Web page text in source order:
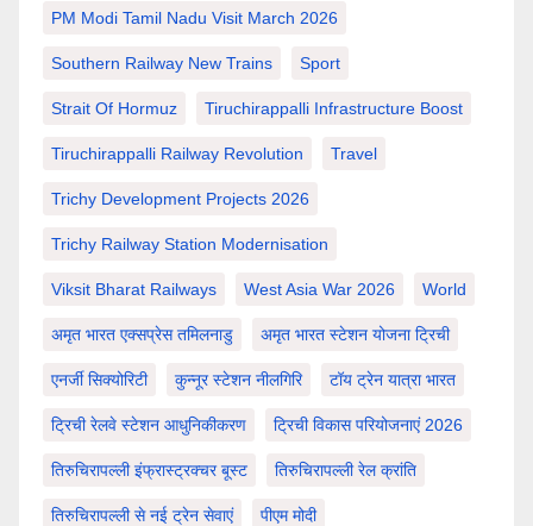
PM Modi Tamil Nadu Visit March 2026
Southern Railway New Trains Sport
Strait Of Hormuz Tiruchirappalli Infrastructure Boost
Tiruchirappalli Railway Revolution Travel
Trichy Development Projects 2026
Trichy Railway Station Modernisation
Viksit Bharat Railways West Asia War 2026 World
अमृत भारत एक्सप्रेस तमिलनाडु अमृत भारत स्टेशन योजना ट्रिची
एनर्जी सिक्योरिटी कुन्नूर स्टेशन नीलगिरि टॉय ट्रेन यात्रा भारत
ट्रिची रेलवे स्टेशन आधुनिकीकरण ट्रिची विकास परियोजनाएं 2026
तिरुचिरापल्ली इंफ्रास्ट्रक्चर बूस्ट तिरुचिरापल्ली रेल क्रांति
तिरुचिरापल्ली से नई ट्रेन सेवाएं पीएम मोदी